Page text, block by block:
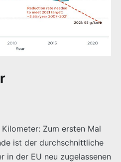
Zum ersten Mal
ist der durchschnittliche
in der EU neu zugelassenen